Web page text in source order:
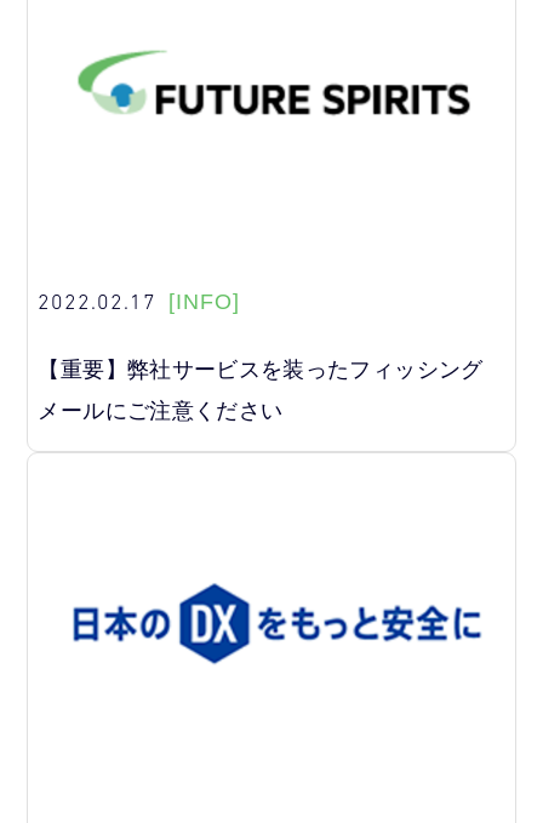
2022.02.17 [INFO]
【重要】弊社サービスを装ったフィッシング
メールにご注意ください